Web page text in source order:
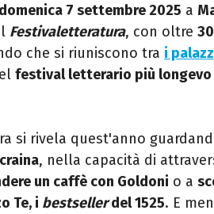
7 settembre 2025 a
Festivaletteratura, con oltre
che si riuniscono tra i
festival letterario più longevo
si rivela quest'anno
, nella capacità di
un caffè con Goldoni o a
Te, i bestsellerdel 1525. E